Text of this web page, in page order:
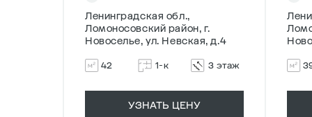
Ленинградская обл.,
Ломоносовский район, г.
Новоселье, ул. Невская, д.4
42 1-к 3 этаж
УЗНАТЬ ЦЕНУ